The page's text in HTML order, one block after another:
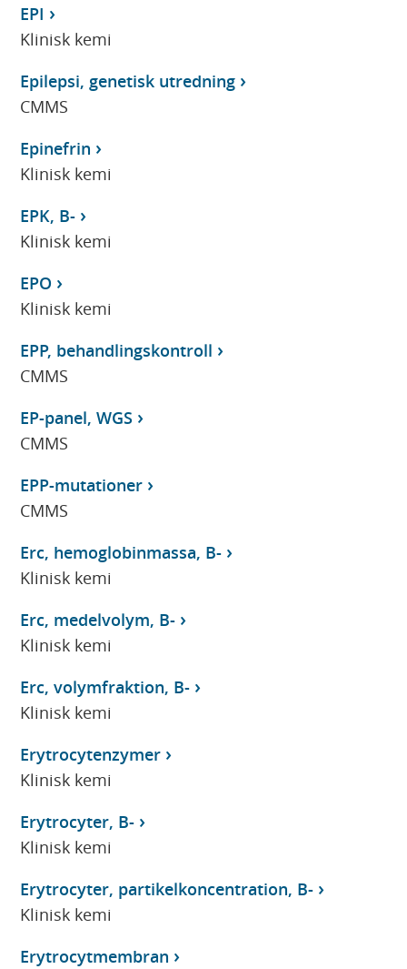
EPI
Klinisk kemi
Epilepsi, genetisk utredning
CMMS
Epinefrin
Klinisk kemi
EPK, B-
Klinisk kemi
EPO
Klinisk kemi
EPP, behandlingskontroll
CMMS
EP-panel, WGS
CMMS
EPP-mutationer
CMMS
Erc, hemoglobinmassa, B-
Klinisk kemi
Erc, medelvolym, B-
Klinisk kemi
Erc, volymfraktion, B-
Klinisk kemi
Erytrocytenzymer
Klinisk kemi
Erytrocyter, B-
Klinisk kemi
Erytrocyter, partikelkoncentration, B-
Klinisk kemi
Erytrocytmembran